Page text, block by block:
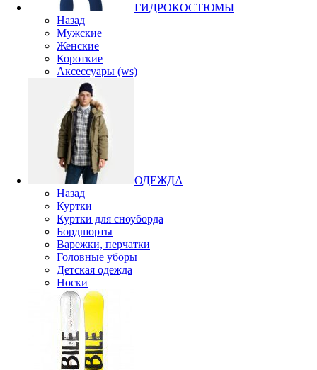
ГИДРОКОСТЮМЫ
Назад
Мужские
Женские
Короткие
Аксессуары (ws)
ОДЕЖДА
Назад
Куртки
Куртки для сноуборда
Бордшорты
Варежки, перчатки
Головные уборы
Детская одежда
Носки